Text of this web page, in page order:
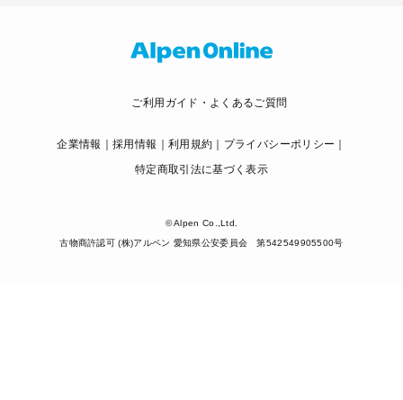
ご利用ガイド・よくあるご質問
企業情報 採用情報 利用規約
プライバシーポリシー
特定商取引法に基づく表示
© Alpen Co.,Ltd.
古物商許認可 (株)アルペン 愛知県公安委員会 第542549905500号